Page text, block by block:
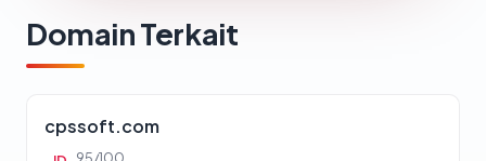
Domain Terkait
cpssoft.com